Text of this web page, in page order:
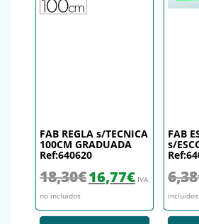
FAB REGLA s/TECNICA
100CM GRADUADA
Ref:640620
18,30€ El precio original era:
16,77€El precio actual
IVA
no incluidos
FAB
s/
6,38
incluidos